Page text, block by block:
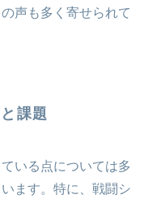
声も多く寄せられて
課題
いる点については多
ます。特に、戦闘シ